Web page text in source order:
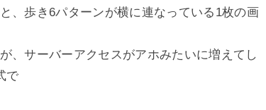
、歩き6パターンが横に連なっている1枚の画
、サーバーアクセスがアホみたいに増えてし
で